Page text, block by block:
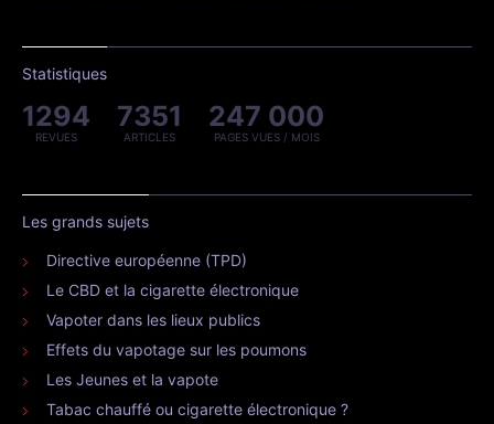
Statistiques
1294
REVUES
7351
ARTICLES
247 000
PAGES VUES / MOIS
Les grands sujets
Directive européenne (TPD)
Le CBD et la cigarette électronique
Vapoter dans les lieux publics
Effets du vapotage sur les poumons
Les Jeunes et la vapote
Tabac chauffé ou cigarette électronique ?